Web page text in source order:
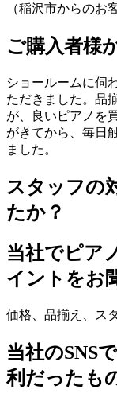
（稲沢市からのお
ご購入者様
ショールームに伺
ただきました。品
が、良いピアノを
がきてから、毎日
ました。
スタッフの
たか？
当社でピア
イントをお
価格、品揃え、ス
当社のSNS
利だったも